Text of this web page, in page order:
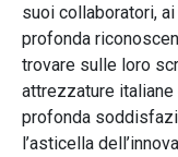
suoi collaboratori,
profonda
trovare sulle loro
attrezzature
profonda
l’asticella